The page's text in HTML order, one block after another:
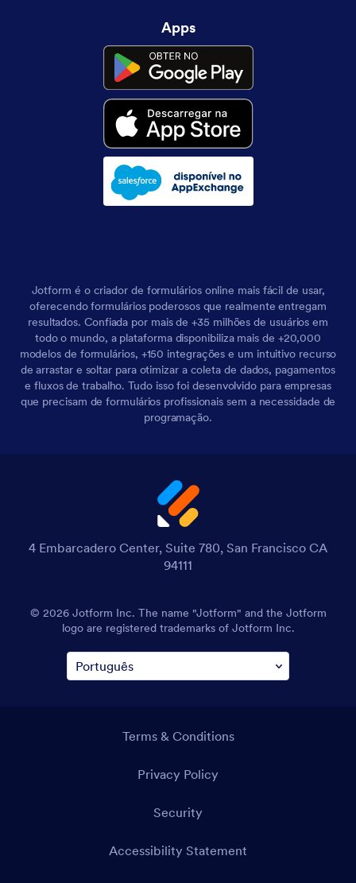
Apps
Jotform é o criador de formulários online mais fácil de usar,
oferecendo formulários poderosos que realmente entregam
resultados. Confiada por mais de +35 milhões de usuários em
todo o mundo, a plataforma disponibiliza mais de +20,000
modelos de formulários, +150 integrações e um intuitivo recurso
de arrastar e soltar para otimizar a coleta de dados, pagamentos
e fluxos de trabalho. Tudo isso foi desenvolvido para empresas
que precisam de formulários profissionais sem a necessidade de
programação.
4 Embarcadero Center, Suite 780, San Francisco CA
94111
© 2026 Jotform Inc. O nome "Jotform" e o logotipo da
Jotform são marcas registradas da Jotform Inc.
Termos e Condições
Política de Privacidade
Segurança
Declaração de Acessibilidade